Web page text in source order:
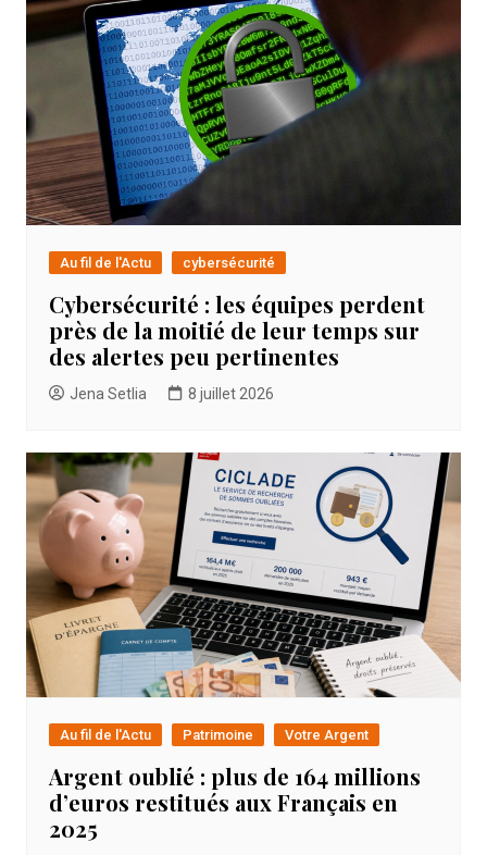
Au fil de l'Actu cybersécurité
Cybersécurité : les équipes perdent
près de la moitié de leur temps sur
des alertes peu pertinentes
Jena Setlia 8 juillet 2026
Au fil de l'Actu Patrimoine Votre Argent
Argent oublié : plus de 164 millions
d’euros restitués aux Français en
2025